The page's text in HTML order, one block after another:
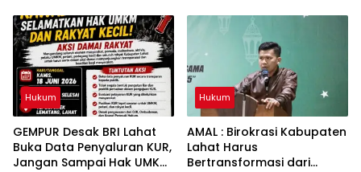
Fungsi Drainase
Masyarakat Lahat
Hukum
Hukum
GEMPUR Desak BRI Lahat
Buka Data Penyaluran KUR,
Jangan Sampai Hak UMKM
Hukum
AMAL : Birokrasi Kabupaten
Lahat Harus
Bertransformasi dari